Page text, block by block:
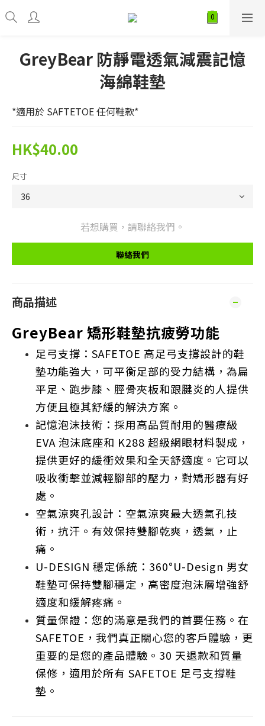
GreyBear 防靜電透氣減震記憶
海綿鞋墊
*適用於 SAFTETOE 任何鞋款*
HK$40.00
尺寸
若想購買，請聯絡我們。
聯絡我們
商品描述
GreyBear 矯形鞋墊抗疲勞功能
足弓支撐：SAFETOE 高足弓支撐設計的鞋
墊功能強大，可平衡足部的受力結構，為扁
平足、跑步膝、脛骨夾板和跟腱炎的人提供
方便且極其舒緩的解決方案。
記憶泡沫技術：採用高品質耐用的醫療級
EVA 泡沫底座和 K288 超級網眼材料製成，
提供更好的緩衝效果和全天舒適度。它可以
吸收衝擊並減輕腳部的壓力，對矯形器有好
處。
空氣涼爽孔設計：空氣涼爽最大透氣孔技
術，抗汗。有效保持雙腳乾爽，透氣，止
痛。
U-DESIGN 穩定係統：360°U-Design 男女
鞋墊可保持雙腳穩定，高密度泡沫層增強舒
適度和緩解疼痛。
質量保證：您的滿意是我們的首要任務。在
SAFETOE，我們真正關心您的客戶體驗，更
重要的是您的產品體驗。30 天退款和質量
保修，適用於所有 SAFETOE 足弓支撐鞋
墊。